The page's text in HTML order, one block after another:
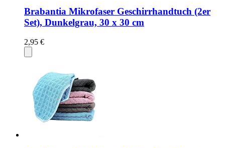
Brabantia Mikrofaser Geschirrhandtuch (2er
Set), Dunkelgrau, 30 x 30 cm
2,95 €